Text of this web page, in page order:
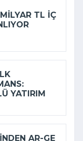
TL IÇ
YATIRIM
AR-GE